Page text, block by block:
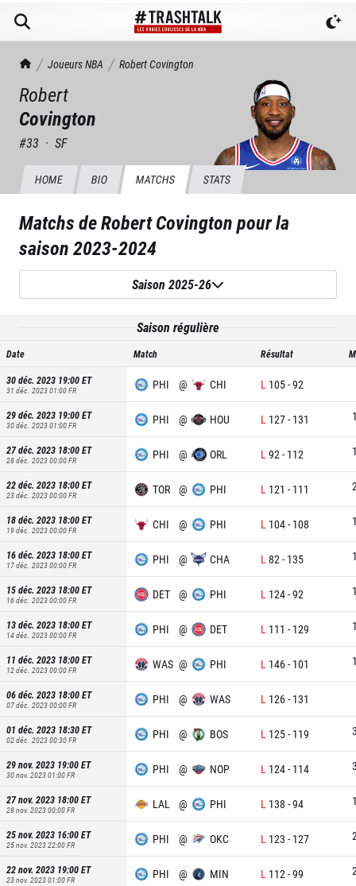
TrashTalk Actu NBA
Joueurs NBA RobertCovington
Robert
Covington
#33 · SF
HOME BIO MATCHS STATS
Matchs deRobert Covingtonpour la
saison2023-2024
Saison 2025-26
Saison régulière
Date Match Résultat
30 déc. 2023 19:00ET
31 déc. 2023 01:00FR PHI @ CHI L 105-92
29 déc. 2023 19:00ET
30 déc. 2023 01:00FR PHI @ HOU L 127- 131
27 déc. 2023 18:00ET
28 déc. 2023 00:00FR PHI @ ORL L 92 - 112
22 déc. 2023 18:00ET
23 déc. 2023 00:00FR TOR @ PHI L 121 - 111
18 déc. 2023 18:00ET
19 déc. 2023 00:00FR CHI @ PHI L 104- 108
16 déc. 2023 18:00ET
17 déc. 2023 00:00FR PHI @ CHA L 82 - 135
15 déc. 2023 18:00ET
16 déc. 2023 00:00FR DET @ PHI L 124-92
13 déc. 2023 18:00ET
14 déc. 2023 00:00FR PHI @ DET L 111 - 129
11 déc. 2023 18:00ET
12 déc. 2023 00:00FR WAS @ PHI L 146- 101
06 déc. 2023 18:00ET
07 déc. 2023 00:00FR PHI @ WAS L 126- 131
01 déc. 2023 18:30ET
02 déc. 2023 00:30FR PHI @ BOS L 125- 119
29 nov. 2023 19:00ET
30 nov. 2023 01:00FR PHI @ NOP L 124- 114
27 nov. 2023 18:00ET
28 nov. 2023 00:00FR LAL @ PHI L 138 -94
25 nov. 2023 16:00ET
25 nov. 2023 22:00FR PHI @ OKC L 123 - 127
22 nov. 2023 19:00ET
23 nov. 2023 01:00FR PHI @ MIN L 112 -99